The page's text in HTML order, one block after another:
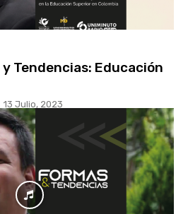
Tendencias: Educación
13 Julio, 2023